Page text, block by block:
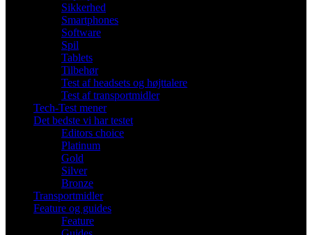
Sikkerhed
Smartphones
Software
Spil
Tablets
Tilbehør
Test af headsets og højttalere
Test af transportmidler
Tech-Test mener
Det bedste vi har testet
Editors choice
Platinum
Gold
Silver
Bronze
Transportmidler
Feature og guides
Feature